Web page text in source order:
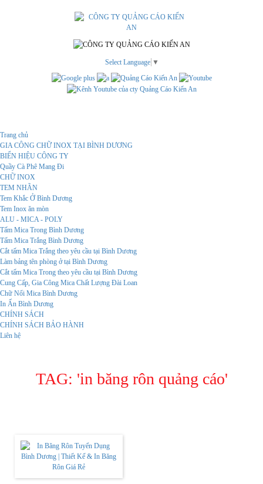
Select Language ▼
Trang chủ
GIA CÔNG CHỮ INOX TẠI BÌNH DƯƠNG
BIỂN HIỆU CÔNG TY
Quầy Cà Phê Mang Đi
CHỮ INOX
TEM NHÃN
Tem Khắc Ở Bình Dương
Tem Inox ăn mòn
ALU - MICA - POLY
Tấm Mica Trong Bình Dương
Tấm Mica Trắng Bình Dương
Cắt tấm Mica Trắng theo yêu cầu tại Bình Dương
Làm bảng tên phòng ở tại Bình Dương
Cắt tấm Mica Trong theo yêu cầu tại Bình Dương
Cung Cấp, Gia Công Mica Chất Lượng Đài Loan
Chữ Nổi Mica Bình Dương
In Ấn Bình Dương
CHÍNH SÁCH
CHÍNH SÁCH BẢO HÀNH
Liên hệ
TAG: 'in băng rôn quảng cáo'